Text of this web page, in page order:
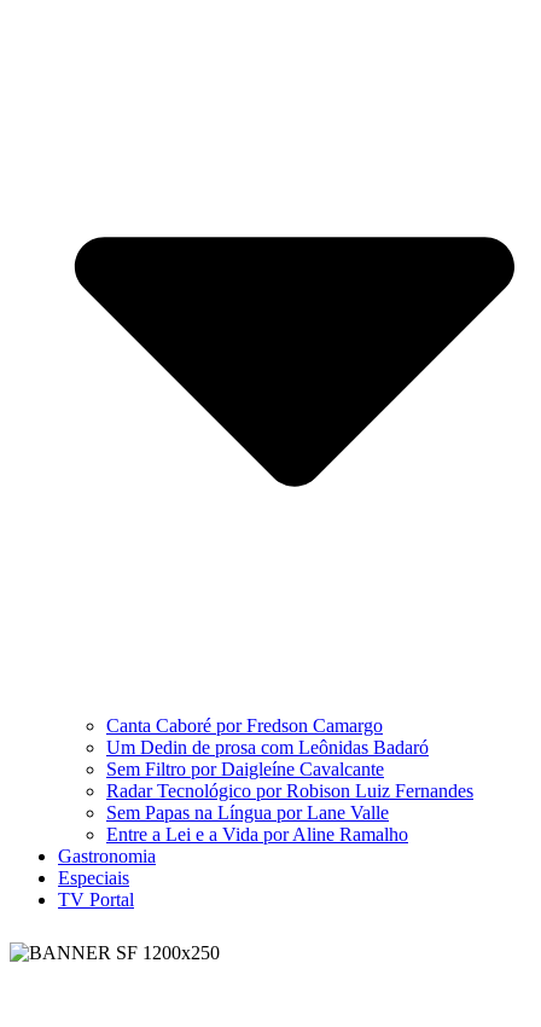
Canta Caboré por Fredson Camargo
Um Dedin de prosa com Leônidas Badaró
Sem Filtro por Daigleíne Cavalcante
Radar Tecnológico por Robison Luiz Fernandes
Sem Papas na Língua por Lane Valle
Entre a Lei e a Vida por Aline Ramalho
Gastronomia
Especiais
TV Portal